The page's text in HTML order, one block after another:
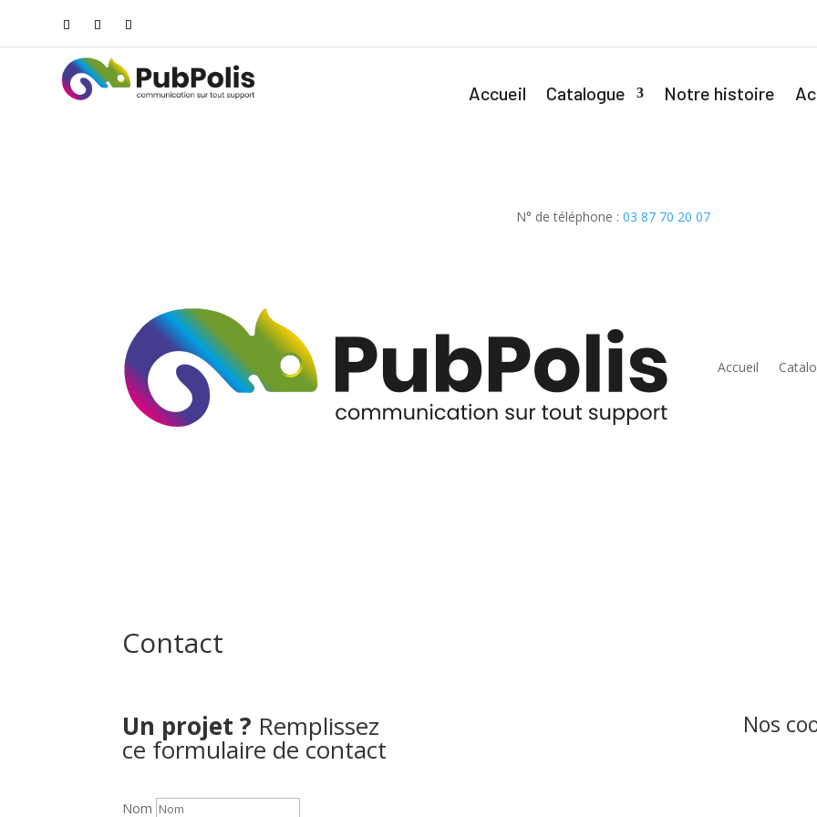
Accueil Catalogue Notre histoire
N° de téléphone : 03 87 70 20 07
Accueil
Contact
Un projet ? Remplissez
ce formulaire de contact
Nom
Nos